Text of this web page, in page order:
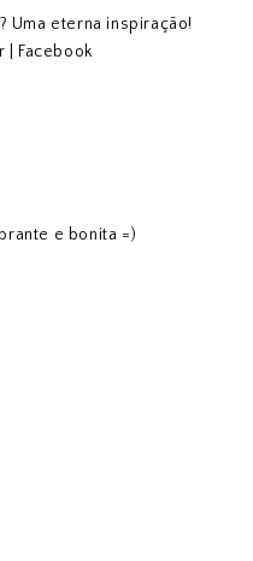
Uma eterna inspiração!
Facebook
e bonita =)